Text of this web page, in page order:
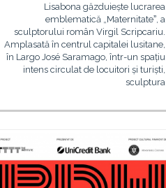
Lisabona găzduiește lucrarea
emblematică „Maternitateˮ, a
sculptorului român Virgil Scripcariu.
Amplasată în centrul capitalei lusitane,
în Largo José Saramago, într-un spațiu
intens circulat de locuitori și turiști,
sculptura